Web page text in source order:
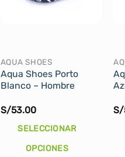
AQUA SHOES
Aqua Shoes Porto
Blanco – Hombre
S/53.00
SELECCIONAR
OPCIONES
S/